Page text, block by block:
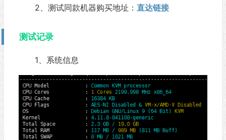
2、测试同款机器购买地址： 直达链接
测试记录
1、系统信息